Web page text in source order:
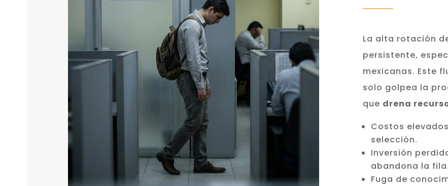
La alta rotación
persistente,
mexicanas. Este
solo golpea la
que drena
Costos
selección.
Inversión
abandona la fila.
Fuga de